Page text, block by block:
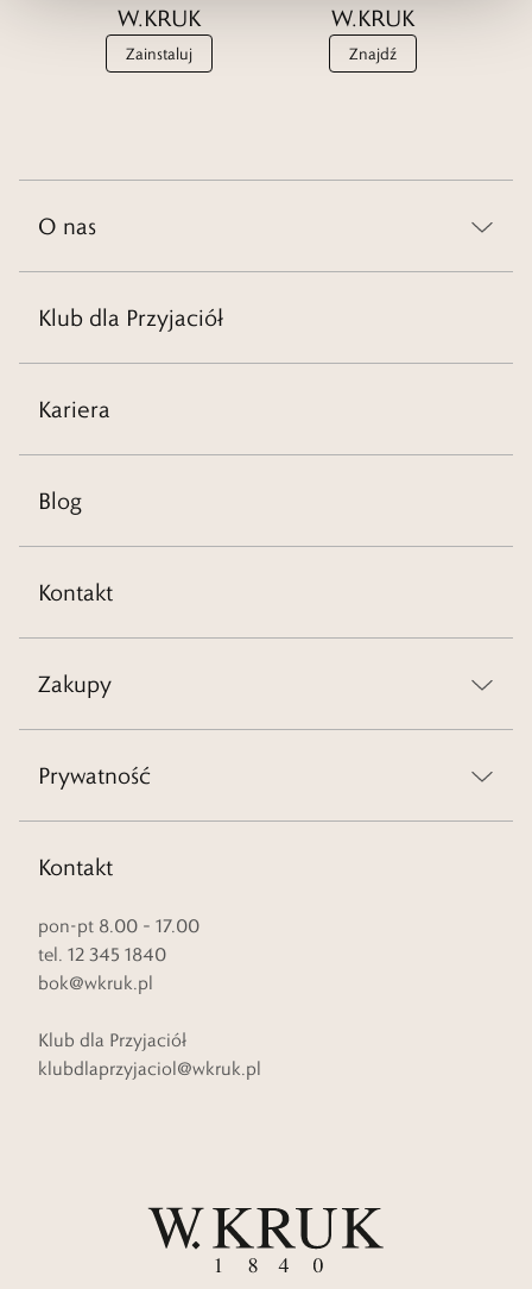
W.KRUK
Zainstaluj
W.KRUK
Znajdź
O nas
Klub dla Przyjaciół
Kariera
Blog
Kontakt
Zakupy
Prywatność
Kontakt
pon-pt 8.00 – 17.00
tel. 12 345 1840
bok@wkruk.pl
Klub dla Przyjaciół
klubdlaprzyjaciol@wkruk.pl